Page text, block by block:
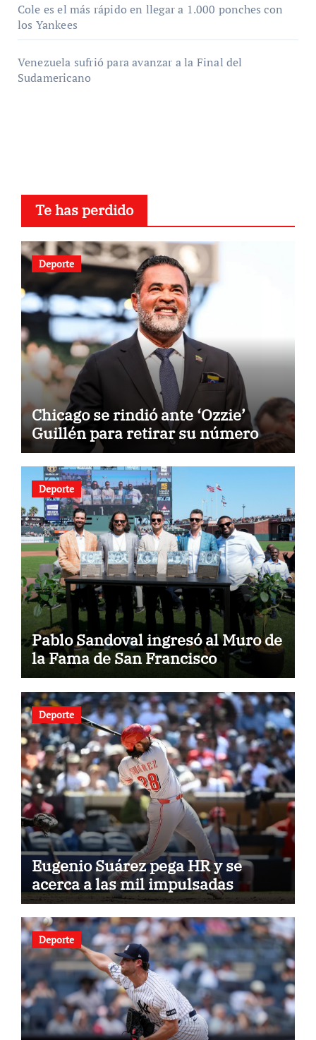
Cole es el más rápido en llegar a 1.000 ponches con
los Yankees
Venezuela sufrió para avanzar a la Final del
Sudamericano
Te has perdido
Deporte
Chicago se rindió ante ‘Ozzie’
Guillén para retirar su número
Deporte
Pablo Sandoval ingresó al Muro de
la Fama de San Francisco
Deporte
Eugenio Suárez pega HR y se
acerca a las mil impulsadas
Deporte